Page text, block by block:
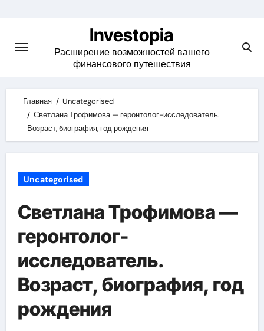
content
Investopia
Расширение возможностей вашего
финансового путешествия
Главная
Uncategorised
Светлана Трофимова — геронтолог-исследователь.
Возраст, биография, год рождения
Uncategorised
Светлана Трофимова —
геронтолог-
исследователь.
Возраст, биография, год
рождения